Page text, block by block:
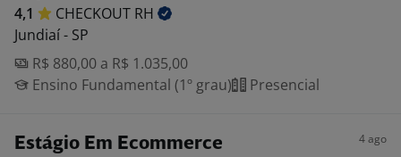
4,1 CHECKOUT RH
Jundiaí - SP
R$ 880,00 a R$ 1.035,00
Ensino Fundamental (1º grau)
Presencial
Estágio Em Ecommerce 4 ago